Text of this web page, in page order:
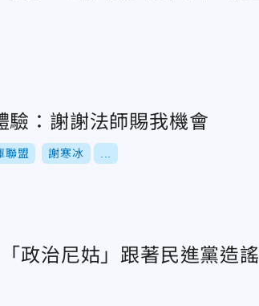
驗：謝謝法師賜我機會
聯盟 謝寒冰
政治尼姑」跟著民進黨造謠